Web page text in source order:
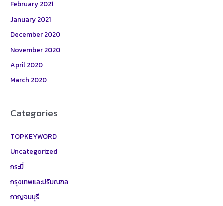
February 2021
January 2021
December 2020
November 2020
April 2020
March 2020
Categories
TOPKEYWORD
Uncategorized
กระบี่
กรุงเทพและปริมณฑล
กาญจนบุรี